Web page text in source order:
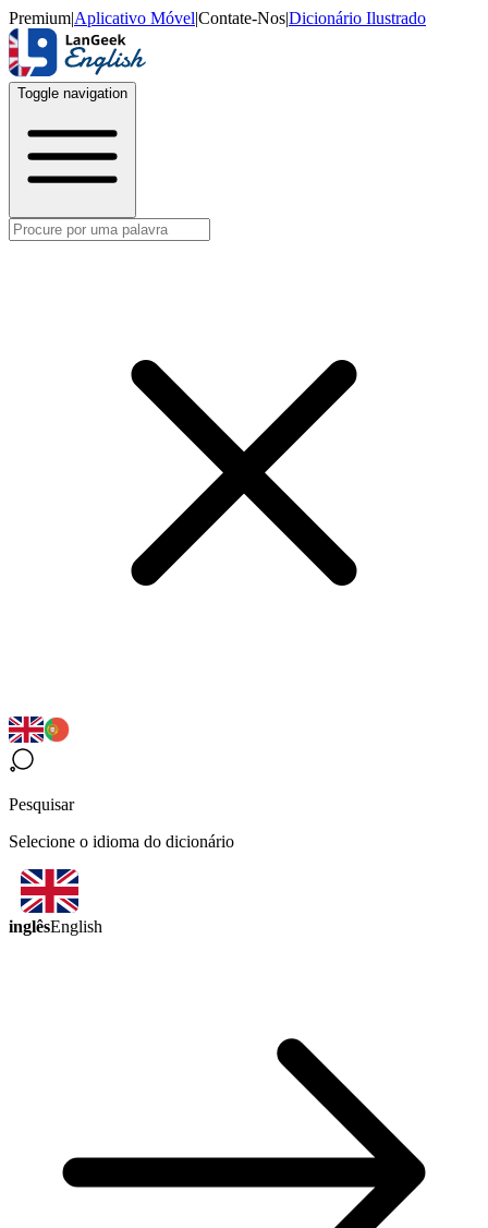
Premium|Aplicativo Móvel|Contate-Nos|Dicionário Ilustrado
Toggle navigation
Pesquisar
Selecione o idioma do dicionário
inglêsEnglish